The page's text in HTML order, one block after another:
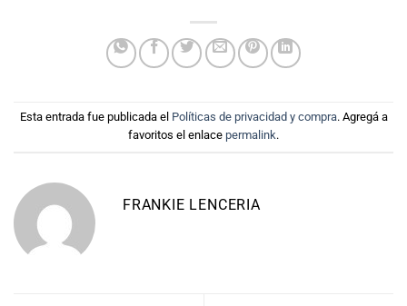
Esta entrada fue publicada el Políticas de privacidad y compra. Agregá a
favoritos el enlace permalink.
FRANKIE LENCERIA